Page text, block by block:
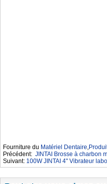
Fourniture du Matériel Dentaire,
Précédent: JINTAI Brosse à charbon
Suivant: 100W JINTAI 4" Vibrateur